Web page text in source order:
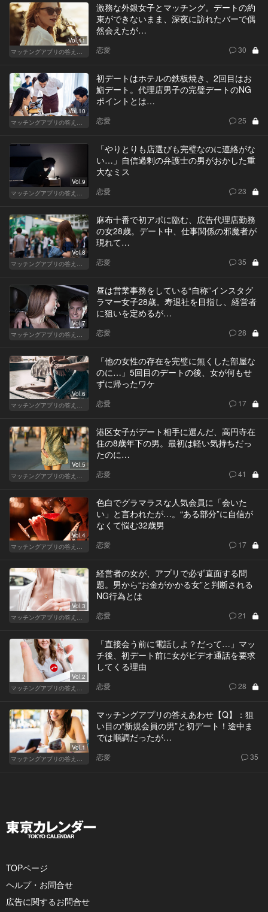
Vol.11
マッチングアプリの答えあわせ【Q】～SEASON2～
激務な外銀女子とマッチング。デートの約
束ができないまま、深夜に訪れたバーで偶
然会えたが…
恋愛 30
Vol.10
マッチングアプリの答えあわせ【Q】～SEASON2～
初デートはホテルの鉄板焼き、2回目はお
鮨デート。代理店男子の完璧デートのNG
ポイントとは…
恋愛 25
Vol.9
「やりとりも店選びも完璧なのに連絡がな
い…」自信過剰の弁護士の男がおかした重
大なミス
恋愛 23
Vol.8
麻布十番で初アポに臨む、広告代理店勤務
の女28歳。デート中、仕事関係の邪魔者が
現れて…
恋愛 35
Vol.7
昼は営業事務をしている“自称”インスタグ
ラマー女子28歳。寿退社を目指し、経営者
に狙いを定めるが…
恋愛 28
Vol.6
「他の女性の存在を完璧に無くした部屋な
のに…」5回目のデートの後、女が何もせ
ずに帰ったワケ
恋愛 17
Vol.5
港区女子がデート相手に選んだ、高円寺在
住の8歳年下の男。最初は軽い気持ちだっ
たのに…
恋愛 41
Vol.4
色白でグラマラスな人気会員に「会いた
い」と言われたが…。“ある部分”に自信が
なくて悩む32歳男
恋愛 17
Vol.3
経営者の女が、アプリで必ず直面する問
題。男から“お金がかかる女”と判断される
NG行為とは
恋愛 21
Vol.2
「直接会う前に電話しよ？だって…」マッ
チ後、初デート前に女がビデオ通話を要求
してくる理由
恋愛 28
Vol.1
マッチングアプリの答えあわせ【Q】：狙
い目の“新規会員の男”と初デート！途中ま
では順調だったが…
恋愛 35
TOPページ
ヘルプ・お問合せ
広告に関するお問合せ